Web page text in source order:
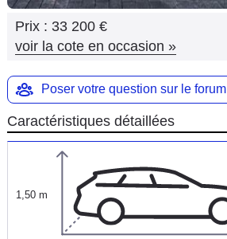
Prix : 33 200 €
voir la cote en occasion »
Poser votre question sur le forum
Caractéristiques détaillées
1,50 m